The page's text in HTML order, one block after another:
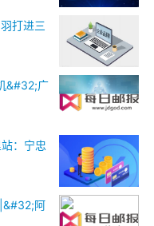
打进三
&#32;广
：宁忠
阿